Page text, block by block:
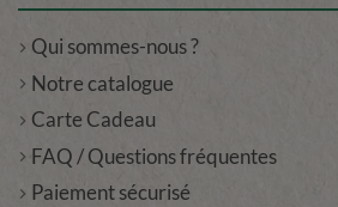
Qui sommes-nous ?
Notre catalogue
Carte Cadeau
FAQ / Questions fréquentes
Paiement sécurisé